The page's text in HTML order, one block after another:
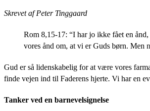
Skrevet af Peter Tinggaard
Rom 8,15-17: “I har jo ikke fået en
vores ånd om, at vi er Guds børn. Men
Gud er så lidenskabelig for at være vores
finde vejen ind til Faderens hjerte. Vi har en
Tanker ved en barnevelsignelse